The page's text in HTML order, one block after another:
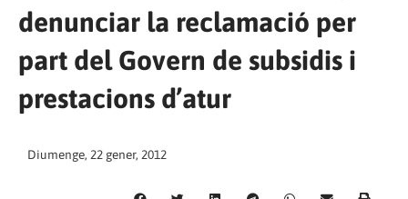
denunciar la reclamació per
part del Govern de subsidis i
prestacions d’atur
Diumenge, 22 gener, 2012